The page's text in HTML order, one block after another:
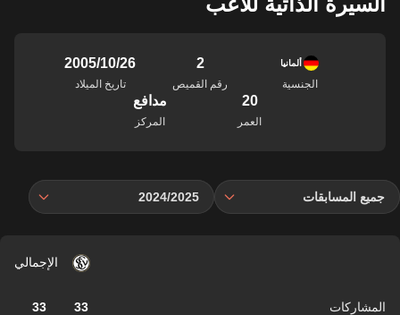
ألمانيا
الجنسية
2
رقم القميص
26‏/10‏/2005
تاريخ الميلاد
20
العمر
مدافع
المركز
جميع المسابقات 2024/2025
الإجمالي
المشاركات 33
33